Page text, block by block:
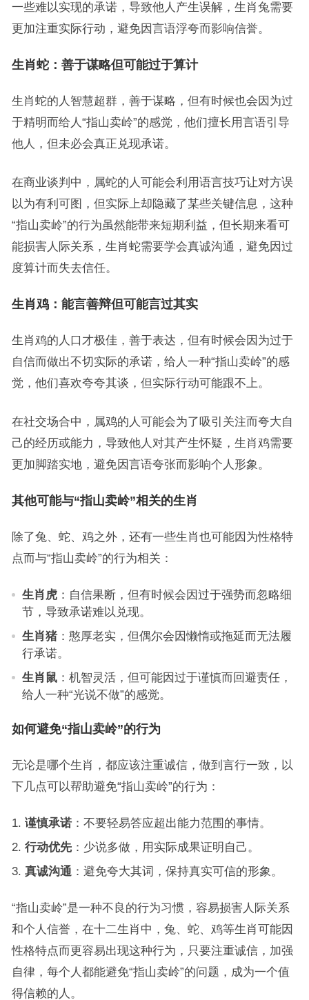
一些难以实现的承诺，导致他人产生误解，生肖兔需要
更加注重实际行动，避免因言语浮夸而影响信誉。
生肖蛇：善于谋略但可能过于算计
生肖蛇的人智慧超群，善于谋略，但有时候也会因为过
于精明而给人“指山卖岭”的感觉，他们擅长用言语引导
他人，但未必会真正兑现承诺。
在商业谈判中，属蛇的人可能会利用语言技巧让对方误
以为有利可图，但实际上却隐藏了某些关键信息，这种
“指山卖岭”的行为虽然能带来短期利益，但长期来看可
能损害人际关系，生肖蛇需要学会真诚沟通，避免因过
度算计而失去信任。
生肖鸡：能言善辩但可能言过其实
生肖鸡的人口才极佳，善于表达，但有时候会因为过于
自信而做出不切实际的承诺，给人一种“指山卖岭”的感
觉，他们喜欢夸夸其谈，但实际行动可能跟不上。
在社交场合中，属鸡的人可能会为了吸引关注而夸大自
己的经历或能力，导致他人对其产生怀疑，生肖鸡需要
更加脚踏实地，避免因言语夸张而影响个人形象。
其他可能与“指山卖岭”相关的生肖
除了兔、蛇、鸡之外，还有一些生肖也可能因为性格特
点而与“指山卖岭”的行为相关：
生肖虎：自信果断，但有时候会因过于强势而忽略细
节，导致承诺难以兑现。
生肖猪：憨厚老实，但偶尔会因懒惰或拖延而无法履
行承诺。
生肖鼠：机智灵活，但可能因过于谨慎而回避责任，
给人一种“光说不做”的感觉。
如何避免“指山卖岭”的行为
无论是哪个生肖，都应该注重诚信，做到言行一致，以
下几点可以帮助避免“指山卖岭”的行为：
谨慎承诺：不要轻易答应超出能力范围的事情。
行动优先：少说多做，用实际成果证明自己。
真诚沟通 ：避免夸大其词，保持真实可信的形象。
“指山卖岭”是一种不良的行为习惯，容易损害人际关系
和个人信誉，在十二生肖中，兔、蛇、鸡等生肖可能因
性格特点而更容易出现这种行为，只要注重诚信，加强
自律，每个人都能避免“指山卖岭”的问题，成为一个值
得信赖的人。